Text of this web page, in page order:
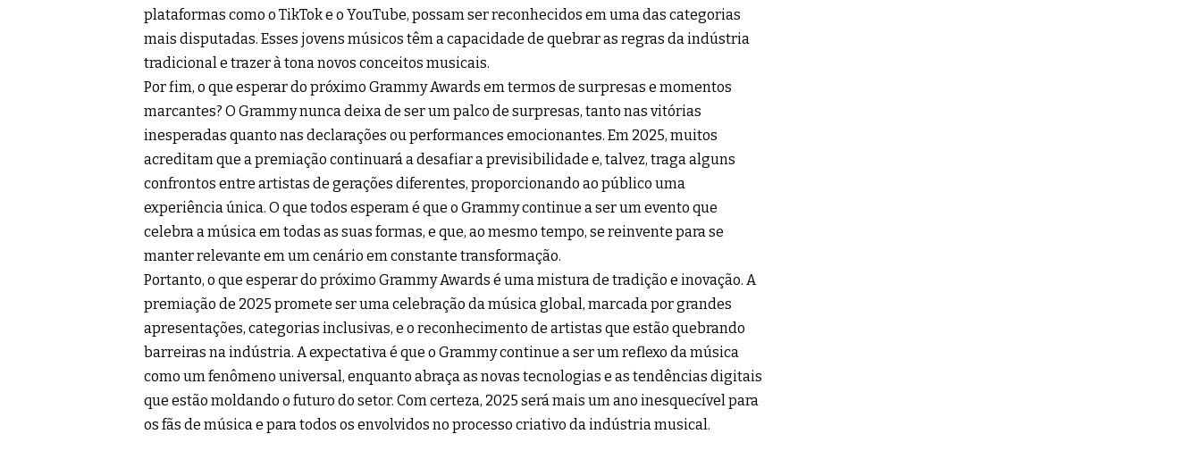
plataformas como o TikTok e o YouTube, possam ser reconhecidos em uma das categorias
mais disputadas. Esses jovens músicos têm a capacidade de quebrar as regras da indústria
tradicional e trazer à tona novos conceitos musicais.
Por fim, o que esperar do próximo Grammy Awards em termos de surpresas e momentos
marcantes? O Grammy nunca deixa de ser um palco de surpresas, tanto nas vitórias
inesperadas quanto nas declarações ou performances emocionantes. Em 2025, muitos
acreditam que a premiação continuará a desafiar a previsibilidade e, talvez, traga alguns
confrontos entre artistas de gerações diferentes, proporcionando ao público uma
experiência única. O que todos esperam é que o Grammy continue a ser um evento que
celebra a música em todas as suas formas, e que, ao mesmo tempo, se reinvente para se
manter relevante em um cenário em constante transformação.
Portanto, o que esperar do próximo Grammy Awards é uma mistura de tradição e inovação. A
premiação de 2025 promete ser uma celebração da música global, marcada por grandes
apresentações, categorias inclusivas, e o reconhecimento de artistas que estão quebrando
barreiras na indústria. A expectativa é que o Grammy continue a ser um reflexo da música
como um fenômeno universal, enquanto abraça as novas tecnologias e as tendências digitais
que estão moldando o futuro do setor. Com certeza, 2025 será mais um ano inesquecível para
os fãs de música e para todos os envolvidos no processo criativo da indústria musical.